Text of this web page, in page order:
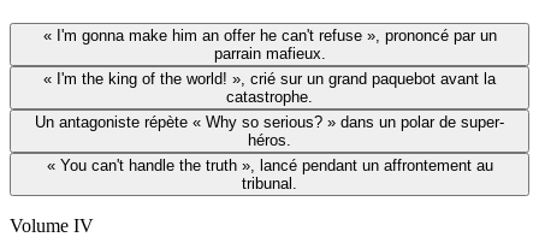
« I'm gonna make him an offer he can't refuse », prononcé par un
parrain mafieux.
« I'm the king of the world! », crié sur un grand paquebot avant la
catastrophe.
Un antagoniste répète « Why so serious? » dans un polar de super-
héros.
« You can't handle the truth », lancé pendant un affrontement au
tribunal.
Volume IV